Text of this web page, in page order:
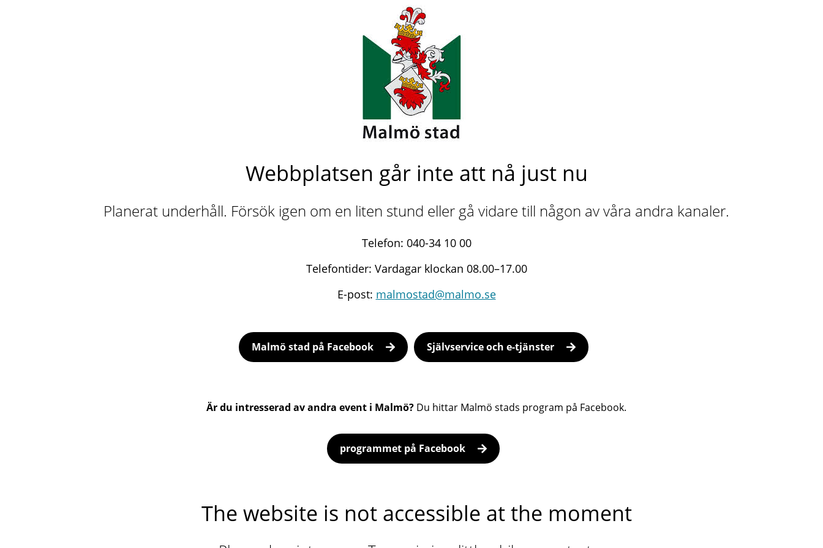
Webbplatsen går inte att nå just nu
Planerat underhåll. Försök igen om en liten stund eller gå vidare till någon av våra andra kanaler.
Telefon: 040-34 10 00
Telefontider: Vardagar klockan 08.00–17.00
E-post: malmostad@malmo.se
Malmö stad på Facebook Självservice och e-tjänster
Är du intresserad av andra event i Malmö? Du hittar Malmö stads program på Facebook.
programmet på Facebook
The website is not accessible at the moment